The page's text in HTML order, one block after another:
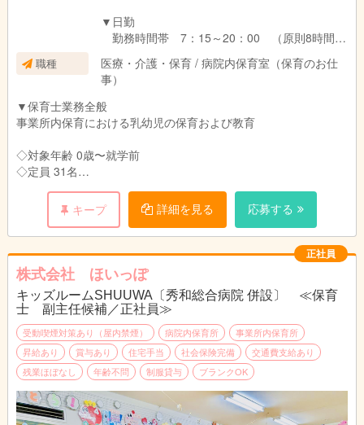
円 ／計225,300円
※上記の金額に、夜勤手当12,000円（1回6,000
円 × 月2回）を加算した金額が、月収の想定額と
なります
▽諸手当
残業手当（25％増）／ 深夜手当（25％増）
社外研修手当（1回6,000円＋交通費）
社内研修手当（1回5,000円＋交通費）
責任者手当あり
・賞与 年2回
・昇給あり
・交通費全額支給（上限なし）
▼日勤
勤務時間帯 7：15～20：00 （原則8時間の
シフト）
【休憩】60分
【残業】少なめ（月平均10時間以内）
▼夜勤 16:00～翌8:00
※夜勤は月2回程度
24時間保育（医療従事者の勤務体制に対応）
働く医療従事者の子育てを支えるため、24時間
体制で保育を行っています。
職種
医療・介護・保育 / 病院内保育室（保育のお仕
事）
▼保育士業務全般
事業所内保育における乳幼児の保育および教育
◇対象年齢 0歳〜就学前
◇定員 31名
病院で働く職員の子育てをサポートする病院併設の院内保育所
子どもの利用形態に応じて柔軟な保育が行えるように心がけてい
ます。
平日は、主に0・1・2歳児（未満児）の子どもたちが登園してい
ます。
異年齢保育を行っており、一人ひとりの育ちを大切にしていま
す。
子どもとの関わりを大切にしたいという気持ちを、スタッフ同士
で共有しながら保育できる職場です。
のびのびと遊べる緩やかなカリキュラムが中心です。
午前中は、近隣へお散歩に行き、自然や季節の変化にふれながら
ゆったりと過ごしています。
キープ 詳細を見る 応募する
正社員
株式会社 ほいっぽ
キッズルームSHUUWA〔秀和総合病院 併設〕 ≪保育
士 副主任候補／正社員≫
受動喫煙対策あり（屋内禁煙） 病院内保育所
事業所内保育所
昇給あり
賞与あり 住宅手当 社会保険完備
交通費支給あり
残業ほぼなし
年齢不問 制服貸与 ブランクOK